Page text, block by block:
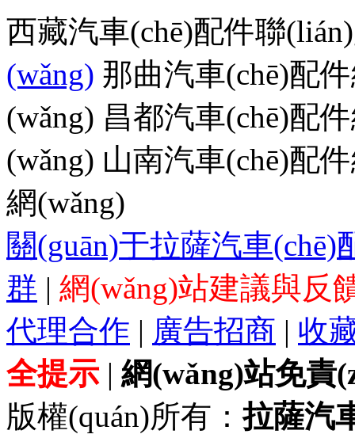
西藏汽車(chē)配件聯
(wǎng) 那曲汽車(chē)配
(wǎng) 昌都汽車(chē)配
(wǎng) 山南汽車(chē)配
網(wǎng)
關(guān)于拉薩汽車(chē)
群 | 網(wǎng)站建議與反
代理合作 | 廣告招商 | 收
全提示| 網(wǎng)站免責
版權(quán)所有：拉薩汽